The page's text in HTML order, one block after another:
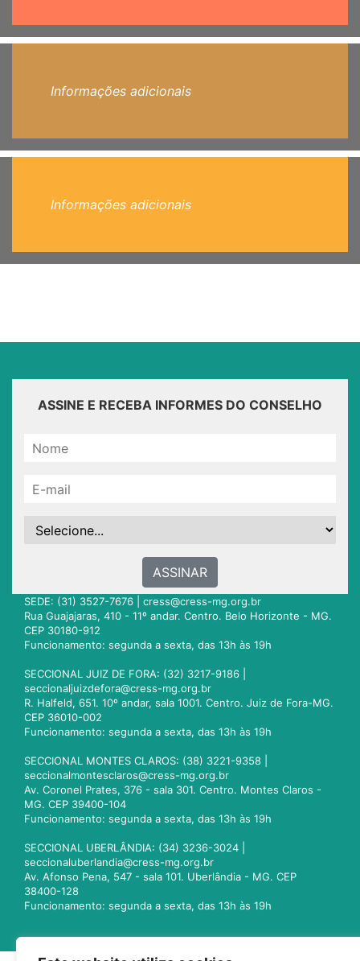
Informações adicionais
Informações adicionais
ASSINE E RECEBA INFORMES DO CONSELHO
ASSINAR
SEDE: (31) 3527-7676 | cress@cress-mg.org.br
Rua Guajajaras, 410 - 11º andar. Centro. Belo Horizonte - MG.
CEP 30180-912
Funcionamento: segunda a sexta, das 13h às 19h
SECCIONAL JUIZ DE FORA: (32) 3217-9186 |
seccionaljuizdefora@cress-mg.org.br
R. Halfeld, 651. 10º andar, sala 1001. Centro. Juiz de Fora-MG.
CEP 36010-002
Funcionamento: segunda a sexta, das 13h às 19h
SECCIONAL MONTES CLAROS: (38) 3221-9358 |
seccionalmontesclaros@cress-mg.org.br
Av. Coronel Prates, 376 - sala 301. Centro. Montes Claros -
MG. CEP 39400-104
Funcionamento: segunda a sexta, das 13h às 19h
SECCIONAL UBERLÂNDIA: (34) 3236-3024 |
seccionaluberlandia@cress-mg.org.br
Av. Afonso Pena, 547 - sala 101. Uberlândia - MG. CEP
38400-128
Funcionamento: segunda a sexta, das 13h às 19h